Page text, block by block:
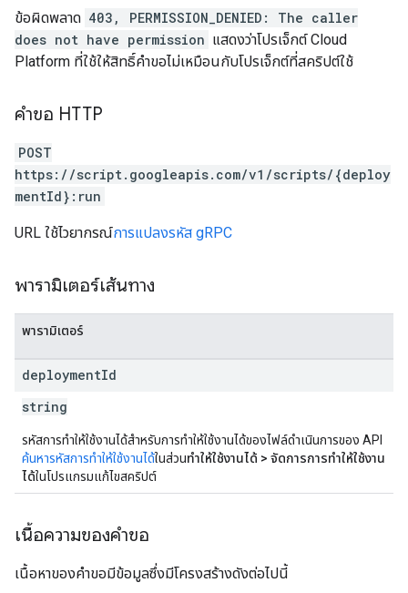
ข้อผิดพลาด 403, PERMISSION_DENIED: The caller
does not have permission แสดงว่าโปรเจ็กต์ Cloud
Platform ที่ใช้ให้สิทธิ์คำขอไม่เหมือนกับโปรเจ็กต์ที่สคริปต์ใช้
คำขอ HTTP
POST
https://script.googleapis.com/v1/scripts/{deploy
mentId}:run
URL ใช้ไวยากรณ์การแปลงรหัส gRPC
พารามิเตอร์เส้นทาง
พารามิเตอร์
deploymentId
string
รหัสการทำให้ใช้งานได้สำหรับการทำให้ใช้งานได้ของไฟล์ดำเนินการของ API
ค้นหารหัสการทำให้ใช้งานได้ในส่วนทำให้ใช้งานได้ > จัดการการทำให้ใช้งาน
ได้ในโปรแกรมแก้ไขสคริปต์
เนื้อความของคำขอ
เนื้อหาของคำขอมีข้อมูลซึ่งมีโครงสร้างดังต่อไปนี้